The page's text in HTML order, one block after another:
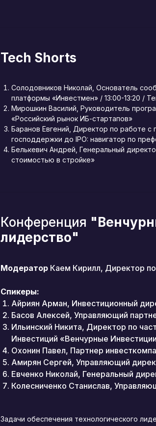
Tech Shorts
Солодовников Николай, Основатель
платформы «Инвестмен» / 13:00-13:20 /
Мирошкин Василий, Руководитель
«Российский рынок ИБ-стартапов»
Баранов Евгений, Директор по работе с
господдержки до IPO: навигатор по
Белькевич Андрей, Генеральный
стоимостью в стройке»
Конференция
лидерство"
Модератор Каем Кирилл, Директор
Спикеры:
Айриян Арман, Инвестиционный
Басов Алексей, Управляющий
Ильинский Никита, Директор по
Инвестиций «Венчурные
Охонин Павел, Партнер
Амирян Сергей, Управляющий
Евченко Николай, Генеральный
Колесниченко Станислав,
Задачи обеспечения технологического